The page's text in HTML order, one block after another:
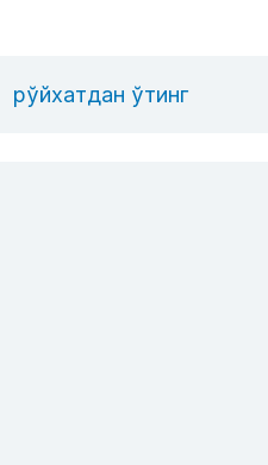
рўйхатдан ўтинг